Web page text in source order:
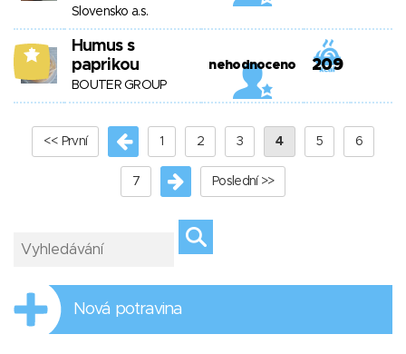
Slovensko a.s.
7
Humus s
paprikou
BOUTER GROUP
nehodnoceno 209
<< První 1 2 3 4 5 6
7 Poslední >>
Nová potravina